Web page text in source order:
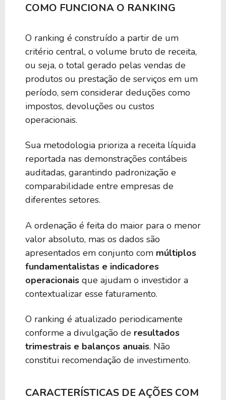
COMO FUNCIONA O RANKING
O ranking é construído a partir de um
critério central, o volume bruto de receita,
ou seja, o total gerado pelas vendas de
produtos ou prestação de serviços em um
período, sem considerar deduções como
impostos, devoluções ou custos
operacionais.
Sua metodologia prioriza a receita líquida
reportada nas demonstrações contábeis
auditadas, garantindo padronização e
comparabilidade entre empresas de
diferentes setores.
A ordenação é feita do maior para o menor
valor absoluto, mas os dados são
apresentados em conjunto com múltiplos
fundamentalistas e indicadores
operacionais que ajudam o investidor a
contextualizar esse faturamento.
O ranking é atualizado periodicamente
conforme a divulgação de resultados
trimestrais e balanços anuais. Não
constitui recomendação de investimento.
CARACTERÍSTICAS DE AÇÕES COM